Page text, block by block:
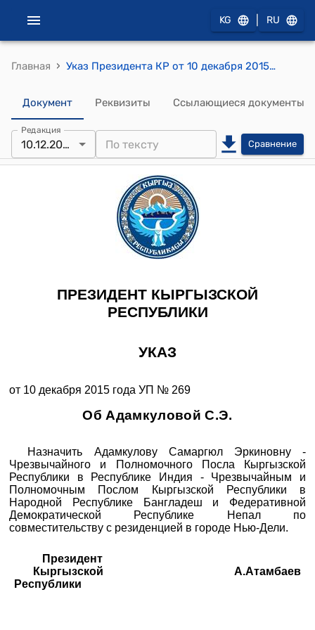
KG RU
Главная › Указ Президента КР от 10 декабря 2015 года УП № 269 "Об Адамкуловой С.Э."
Документ Реквизиты Ссылающиеся документы
Редакция
10.12.2015 Сравнение